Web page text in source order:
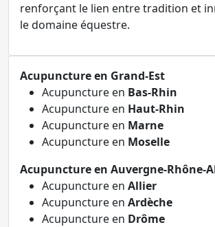
renforçant le lien entre tradition et
le domaine équestre.
Acupuncture en Grand-Est
Acupuncture en Bas-Rhin
Acupuncture en Haut-Rhin
Acupuncture en Marne
Acupuncture en Moselle
Acupuncture en Auvergne-Rhône-
Acupuncture en Allier
Acupuncture en Ardèche
Acupuncture en Drôme